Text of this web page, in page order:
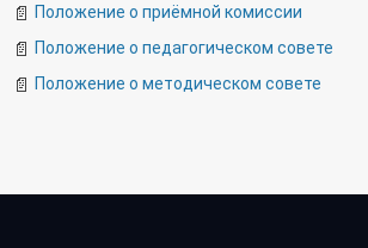
Положение о приёмной комиссии
Положение о педагогическом совете
Положение о методическом совете